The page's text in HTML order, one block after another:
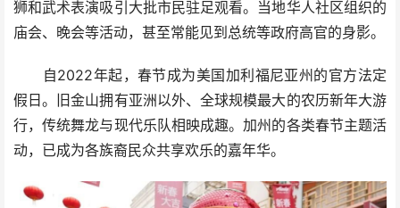
狮和武术表演吸引大批市民驻足观看。当地华人社区组织的
庙会、晚会等活动，甚至常能见到总统等政府高官的身影。
自2022年起，春节成为美国加利福尼亚州的官方法定
假日。旧金山拥有亚洲以外、全球规模最大的农历新年大游
行，传统舞龙与现代乐队相映成趣。加州的各类春节主题活
动，已成为各族裔民众共享欢乐的嘉年华。